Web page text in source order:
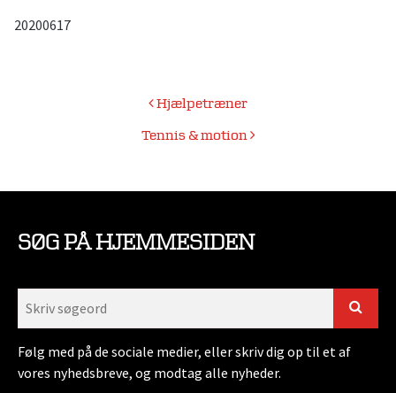
20200617
IndlægsnavigationHjælpetræner
Tennis & motion
SØG PÅ HJEMMESIDEN
Følg med på de sociale medier, eller skriv dig op til et af
vores nyhedsbreve, og modtag alle nyheder.